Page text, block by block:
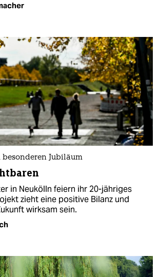
besonderen Jubiläum
in Neukölln feiern ihr 20-jähriges
zieht eine positive Bilanz und
wirksam sein.